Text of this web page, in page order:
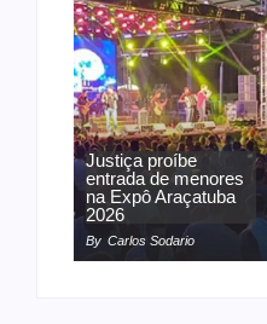
Justiça proíbe
entrada de menores
na Expô Araçatuba
2026
By Carlos Sodario